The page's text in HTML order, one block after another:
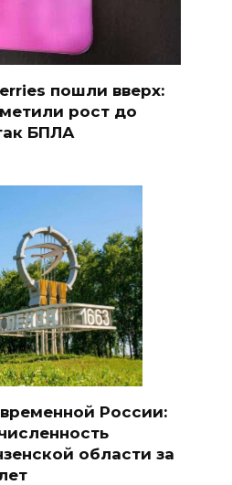
пошли вверх:
рост до
БПЛА
России:
области за